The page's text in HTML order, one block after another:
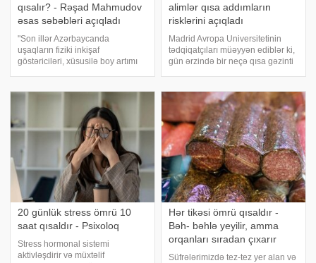
qısalır? - Rəşad Mahmudov
əsas səbəbləri açıqladı
"Son illər Azərbaycanda
uşaqların fiziki inkişaf
göstəriciləri, xüsusilə boy artımı
Müasir tibb elmi göstərir ki,
uşağın boyu yalnız genetik
göstərici deyil; əksinə
alimlər qısa addımların
risklərini açıqladı
Madrid Avropa Universitetinin
tədqiqatçıları müəyyən ediblər ki,
gün ərzində bir neçə qısa gəzinti
sağlamlığı baxımından daha
səmərəlidir. -ın məlumatına görə,
araşdırmanı
20 günlük stress ömrü 10
saat qısaldır - Psixoloq
Stress hormonal sistemi
aktivləşdirir və müxtəlif
Hər tikəsi ömrü qısaldır -
Bəh- bəhlə yeyilir, amma
orqanları sıradan çıxarır
Süfrələrimizdə tez-tez yer alan və